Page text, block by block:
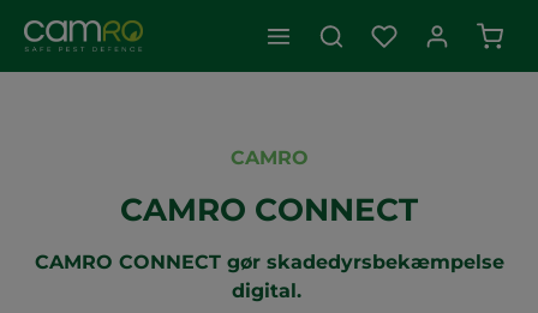
CAMRO
CAMRO CONNECT
CAMRO CONNECT gør skadedyrsbekæmpelse
digital.